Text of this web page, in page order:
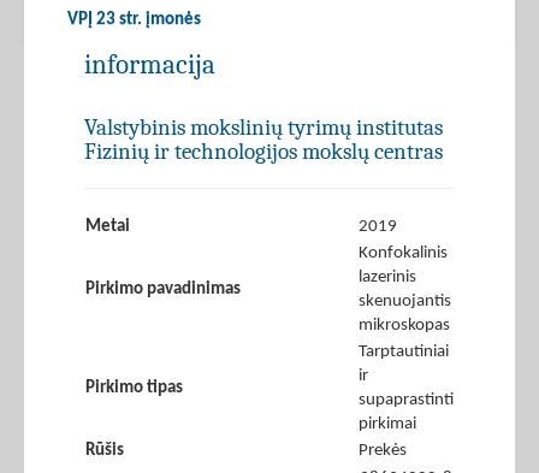
VPĮ 23 str. įmonės
informacija
Valstybinis mokslinių tyrimų institutas
Fizinių ir technologijos mokslų centras
Metai 2019
Pirkimo pavadinimas
Konfokalinis
lazerinis
skenuojantis
mikroskopas
Pirkimo tipas
Tarptautiniai
ir
supaprastinti
pirkimai
Rūšis
Prekės